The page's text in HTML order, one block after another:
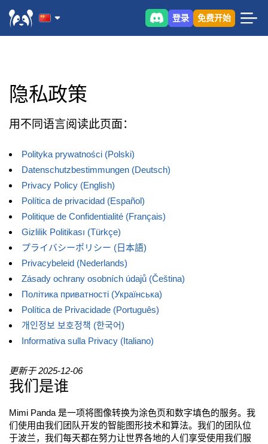
登录 免费开始
隐私政策
用不同语言阅读此页面：
Polityka prywatności (Polski)
Datenschutzbestimmungen (Deutsch)
Privacy Policy (English)
Política de privacidad (Español)
Politique de Confidentialité (Français)
Gizlilik Politikası (Türkçe)
プライバシーポリシー (日本語)
Privacybeleid (Nederlands)
Zásady ochrany osobních údajů (Čeština)
Політика приватності (Українська)
Política de Privacidade (Português)
개인정보 보호정책 (한국어)
Informativa sulla Privacy (Italiano)
更新于 2025-12-06
我们是谁
Mimi Panda 是一项将图像转换为涂色页和数字填色的服务。我
们使用由我们团队开发的智能图形技术和算法。我们的团队位
于波兰，我们每天都在努力让世界各地的人们享受使用我们服